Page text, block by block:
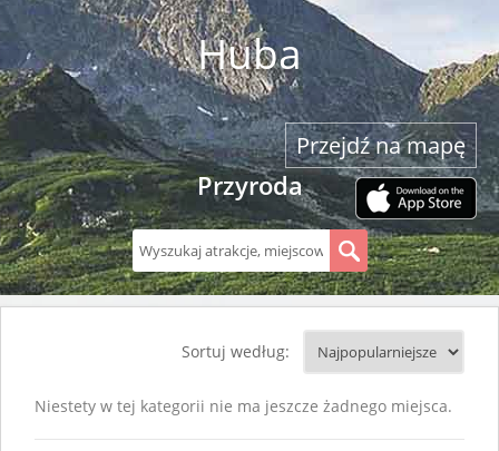
Huba
Przyroda
Przejdź na mapę
Sortuj według:
Niestety w tej kategorii nie ma jeszcze żadnego miejsca.